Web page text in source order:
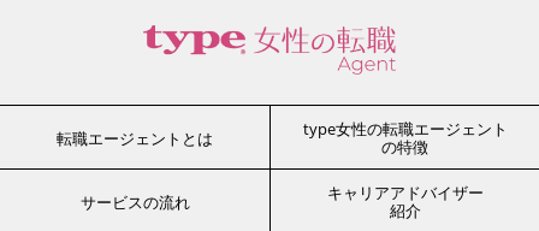
転職エージェントとは
type女性の転職エージェント
の特徴
サービスの流れ
キャリアアドバイザー
紹介